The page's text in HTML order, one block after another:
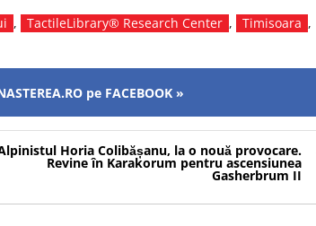
, TactileLibrary® Research Center , Timisoara ,
pe FACEBOOK »
Horia Colibășanu, la o nouă provocare.
Revine în Karakorum pentru ascensiunea
Gasherbrum II